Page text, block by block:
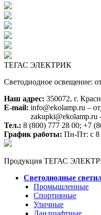
ТЕГАС ЭЛЕКТРИК
Светодиодное освещение:
Наш адрес: 350072, г.
E-mail: info@ekolamp.ru –
zakupki@ekolamp.ru
Тел.: 8 (800) 777 28 00; +7
График работы: Пн-Пт: с 8
Продукция ТЕГАС
Светодиодные
Промышленные
Спортивные
Уличные
Ландшафтные